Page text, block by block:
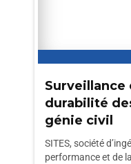
Surveillance
durabilité
génie civil
SITES, société
performance et de